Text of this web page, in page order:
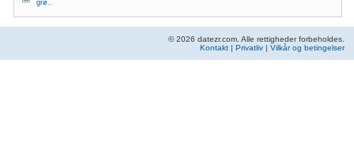
grø..
© 2026 datezr.com. Alle rettigheder forbeholdes.
Kontakt | Privatliv | Vilkår og betingelser